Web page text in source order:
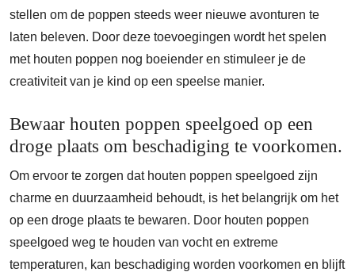
stellen om de poppen steeds weer nieuwe avonturen te
laten beleven. Door deze toevoegingen wordt het spelen
met houten poppen nog boeiender en stimuleer je de
creativiteit van je kind op een speelse manier.
Bewaar houten poppen speelgoed op een
droge plaats om beschadiging te voorkomen.
Om ervoor te zorgen dat houten poppen speelgoed zijn
charme en duurzaamheid behoudt, is het belangrijk om het
op een droge plaats te bewaren. Door houten poppen
speelgoed weg te houden van vocht en extreme
temperaturen, kan beschadiging worden voorkomen en blijft